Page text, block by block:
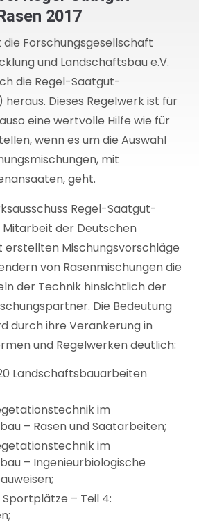
2017
die Forschungsgesellschaft
und Landschaftsbau e.V.
die Regel-Saatgut-
heraus. Dieses Regelwerk ist für
eine wertvolle Hilfe wie für
wenn es um die Auswahl
mit
geht.
Regel-Saatgut-
der Deutschen
erstellten Mischungsvorschläge
von Rasenmischungen die
der Technik hinsichtlich der
Die Bedeutung
durch ihre Verankerung in
und Regelwerken deutlich:
Landschaftsbauarbeiten
im
– Rasen und Saatarbeiten;
im
– Ingenieurbiologische
Sportplätze – Teil 4: